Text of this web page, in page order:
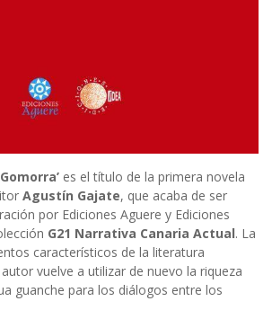
es el título de la primera novela
Agustín Gajate, que acaba de ser
por Ediciones Aguere y Ediciones
G21 Narrativa Canaria Actual. La
característicos de la literatura
vuelve a utilizar de nuevo la riqueza
guanche para los diálogos entre los